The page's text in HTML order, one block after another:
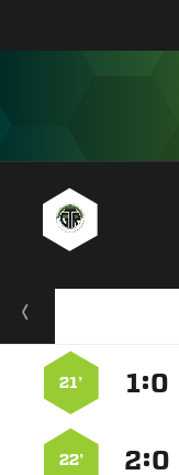
:
21’
:
22’